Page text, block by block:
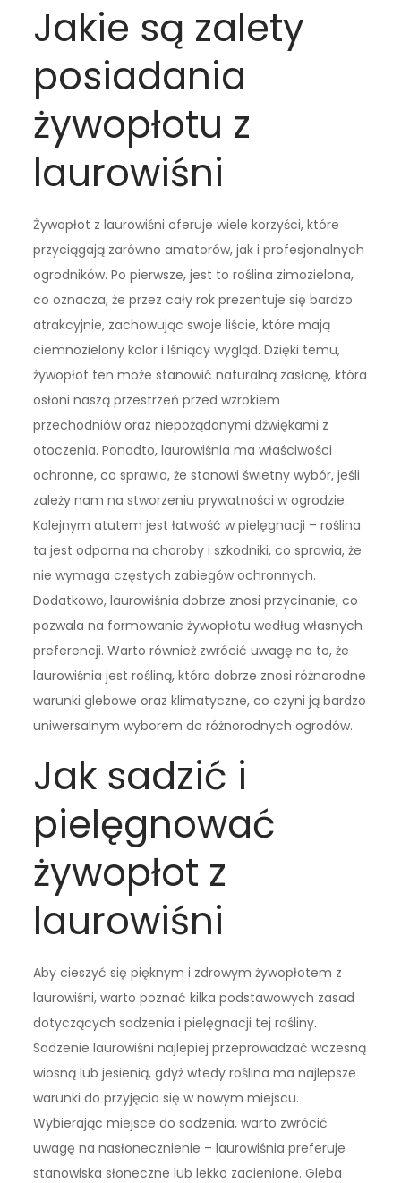
Jakie są zalety
posiadania
żywopłotu z
laurowiśni
Żywopłot z laurowiśni oferuje wiele korzyści, które
przyciągają zarówno amatorów, jak i profesjonalnych
ogrodników. Po pierwsze, jest to roślina zimozielona,
co oznacza, że przez cały rok prezentuje się bardzo
atrakcyjnie, zachowując swoje liście, które mają
ciemnozielony kolor i lśniący wygląd. Dzięki temu,
żywopłot ten może stanowić naturalną zasłonę, która
osłoni naszą przestrzeń przed wzrokiem
przechodniów oraz niepożądanymi dźwiękami z
otoczenia. Ponadto, laurowiśnia ma właściwości
ochronne, co sprawia, że stanowi świetny wybór, jeśli
zależy nam na stworzeniu prywatności w ogrodzie.
Kolejnym atutem jest łatwość w pielęgnacji – roślina
ta jest odporna na choroby i szkodniki, co sprawia, że
nie wymaga częstych zabiegów ochronnych.
Dodatkowo, laurowiśnia dobrze znosi przycinanie, co
pozwala na formowanie żywopłotu według własnych
preferencji. Warto również zwrócić uwagę na to, że
laurowiśnia jest rośliną, która dobrze znosi różnorodne
warunki glebowe oraz klimatyczne, co czyni ją bardzo
uniwersalnym wyborem do różnorodnych ogrodów.
Jak sadzić i
pielęgnować
żywopłot z
laurowiśni
Aby cieszyć się pięknym i zdrowym żywopłotem z
laurowiśni, warto poznać kilka podstawowych zasad
dotyczących sadzenia i pielęgnacji tej rośliny.
Sadzenie laurowiśni najlepiej przeprowadzać wczesną
wiosną lub jesienią, gdyż wtedy roślina ma najlepsze
warunki do przyjęcia się w nowym miejscu.
Wybierając miejsce do sadzenia, warto zwrócić
uwagę na nasłonecznienie – laurowiśnia preferuje
stanowiska słoneczne lub lekko zacienione. Gleba